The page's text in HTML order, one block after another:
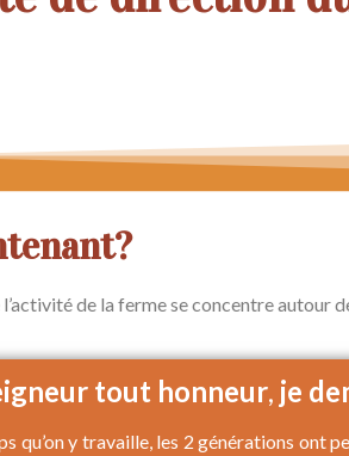
de la ferme se concentre autour
tout honneur, je
qu’on y travaille, les 2 générations ont